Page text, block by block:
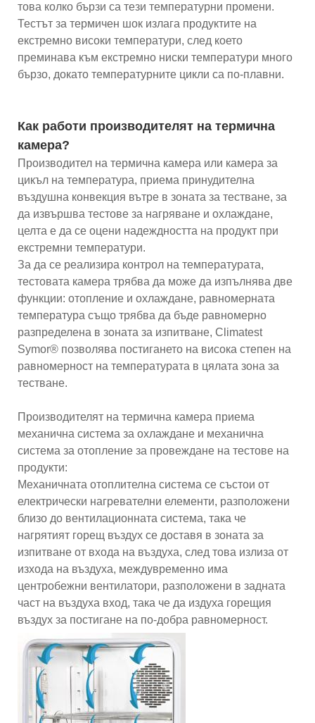
това колко бързи са тези температурни промени.
Тестът за термичен шок излага продуктите на
екстремно високи температури, след което
преминава към екстремно ниски температури много
бързо, докато температурните цикли са по-плавни.
Как работи производителят на термична
камера?
Производител на термична камера или камера за
цикъл на температура, приема принудителна
въздушна конвекция вътре в зоната за тестване, за
да извършва тестове за нагряване и охлаждане,
целта е да се оцени надеждността на продукт при
екстремни температури.
За да се реализира контрол на температурата,
тестовата камера трябва да може да изпълнява две
функции: отопление и охлаждане, равномерната
температура също трябва да бъде равномерно
разпределена в зоната за изпитване, Climatest
Symor® позволява постигането на висока степен на
равномерност на температурата в цялата зона за
тестване.
Производителят на термична камера приема
механична система за охлаждане и механична
система за отопление за провеждане на тестове на
продукти:
Механичната отоплителна система се състои от
електрически нагревателни елементи, разположени
близо до вентилационната система, така че
нагрятият горещ въздух се доставя в зоната за
изпитване от входа на въздуха, след това излиза от
изхода на въздуха, междувременно има
центробежни вентилатори, разположени в задната
част на въздуха вход, така че да издуха горещия
въздух за постигане на по-добра равномерност.